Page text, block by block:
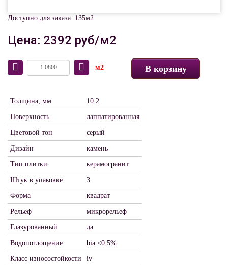
Доступно для заказа: 135м2
Цена: 2392 руб/м2
м2 В корзину
Толщина, мм 10.2
Поверхность лаппатированная
Цветовой тон серый
Дизайн камень
Тип плитки керамогранит
Штук в упаковке 3
Форма квадрат
Рельеф микрорельеф
Глазурованный да
Водопоглощение bia <0.5%
Класс износостойкости iv